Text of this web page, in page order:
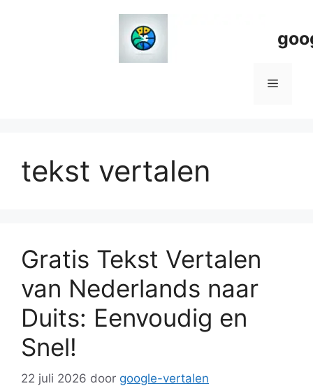
Menu
tekst vertalen
Gratis Tekst Vertalen
van Nederlands naar
Duits: Eenvoudig en
Snel!
22 juli 2026 door google-vertalen